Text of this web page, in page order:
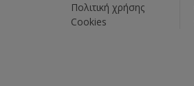
Πολιτική χρήσης
Cookies